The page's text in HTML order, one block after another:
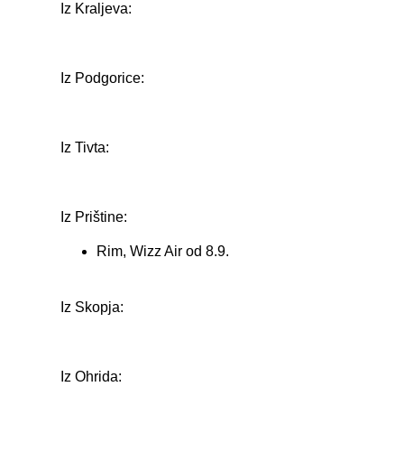
Iz Kraljeva:
Iz Podgorice:
Iz Tivta:
Iz Prištine:
Rim, Wizz Air od 8.9.
Iz Skopja:
Iz Ohrida: